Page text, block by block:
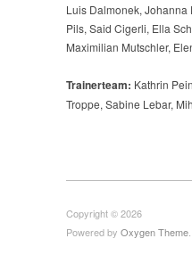
Luis Dalmonek, Johanna
Pils, Said Cigerli, Ella
Maximilian Mutschler,
Trainerteam: Kathrin
Troppe, Sabine Lebar,
Copyright © 2026
Powered by Oxygen Theme